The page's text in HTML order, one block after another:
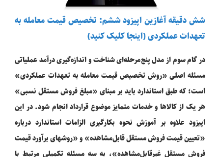
شش دقیقه آغازین اپیزود ششم: تخصیص قیمت معامله به
تعهدات عملکردی (اینجا کلیک کنید)
در گام سوم از مدل پنج‌مرحله‌ای شناخت و اندازه‌گیری درآمد عملیاتی
مسئله اصلی «روش تخصیص قیمت معامله به تعهدات عملکردی»
است؛ که طبق استاندارد باید بر مبنای «مبلغ فروش مستقل نسبی»
هر یک از کالاها و خدمات متمایز موضوع قرارداد انجام شود. در این
اپیزود علاوه بر آموزش نحوه بکارگیری الزامات استاندارد درباره
«تعیین قیمت فروش مستقل قابل‌مشاهده» و «روشهای برآورد قیمت
فروش مستقل غیرقابل‌مشاهده»، به سه مسئله تکمیلی مرتبط با